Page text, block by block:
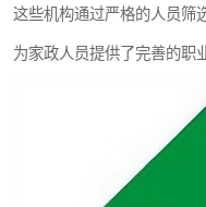
这些机构通过严格的人员筛
为家政人员提供了完善的职